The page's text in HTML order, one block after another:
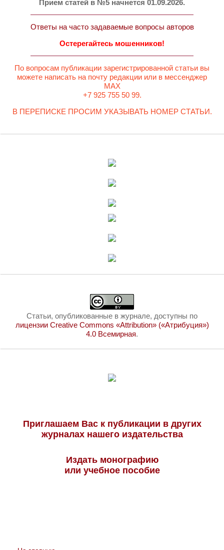
Прием статей в №5 начнется 01.09.2026.
Ответы на часто задаваемые вопросы авторов
Остерегайтесь мошенников!
По вопросам публикации зарегистрированной статьи вы
можете написать на почту редакции или в мессенджер
MAX
+7 925 755 50 99.
В ПЕРЕПИСКЕ ПРОСИМ УКАЗЫВАТЬ НОМЕР СТАТЬИ.
Статьи, опубликованные в журнале, доступны по
лицензии Creative Commons «Attribution» («Атрибуция»)
4.0 Всемирная.
Приглашаем Вас к публикации в других
журналах нашего издательства
Издать монографию
или учебное пособие